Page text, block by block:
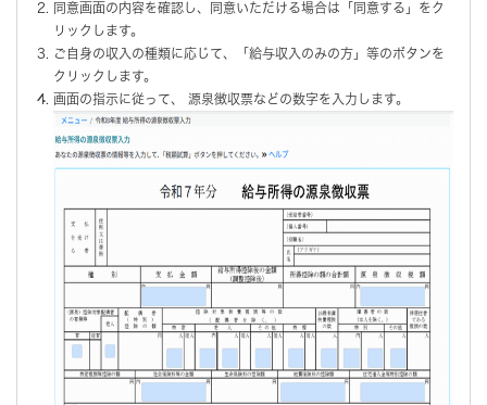
同意画面の内容を確認し、同意いただける場合は「同意する」をク
リックします。
ご自身の収入の種類に応じて、「給与収入のみの方」等のボタンを
クリックします。
画面の指示に従って、 源泉徴収票などの数字を入力します。